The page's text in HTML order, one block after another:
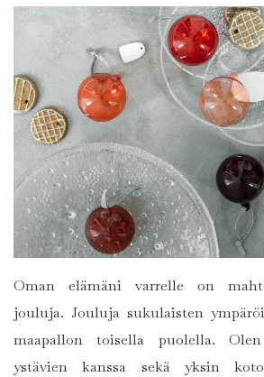
Oman elämäni varrelle on
jouluja. Jouluja sukulaisten
maapallon toisella puolella.
ystävien kanssa sekä yksin